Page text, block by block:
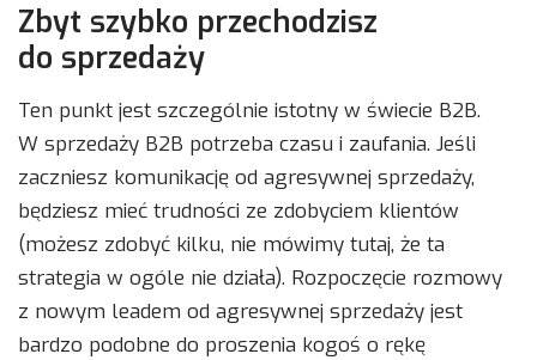
Zbyt szybko przechodzisz
do sprzedaży
Ten punkt jest szczególnie istotny w świecie B2B.
W sprzedaży B2B potrzeba czasu i zaufania. Jeśli
zaczniesz komunikację od agresywnej sprzedaży,
będziesz mieć trudności ze zdobyciem klientów
(możesz zdobyć kilku, nie mówimy tutaj, że ta
strategia w ogóle nie działa). Rozpoczęcie rozmowy
z nowym leadem od agresywnej sprzedaży jest
bardzo podobne do proszenia kogoś o rękę